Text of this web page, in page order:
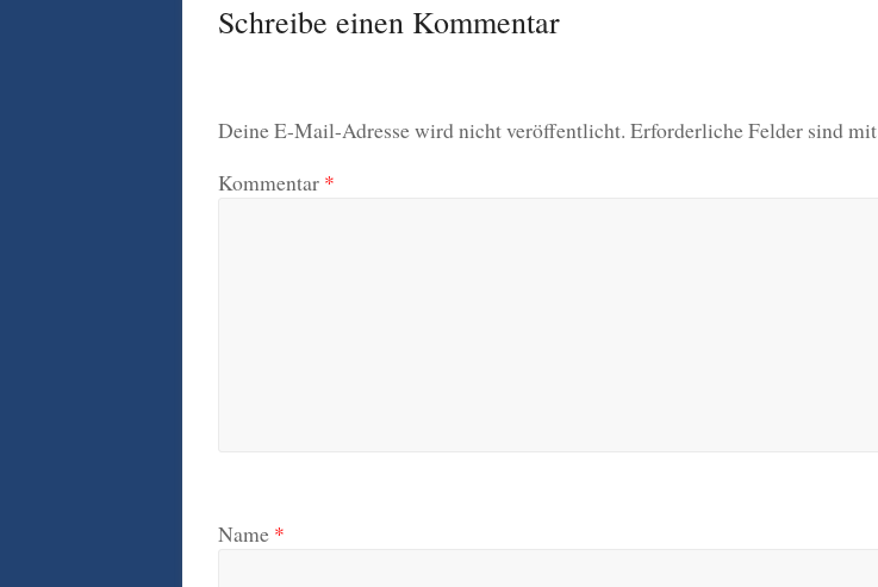
Schreibe einen Kommentar
Deine E-Mail-Adresse wird nicht veröffentlicht. Erforderliche Felder sind mit
Kommentar *
Name *